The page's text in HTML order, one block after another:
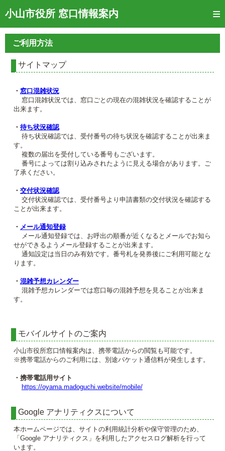
小山市役所 窓口情報案内
トップページ
窓口混雑状況
待ち状況確認
交付状況確認
混雑予想カレンダー
ご利用方法
サイトマップ
・ 窓口混雑状況
窓口混雑状況では、窓口ごとの現在の混雑状況を確認することが
出来ます。
・ 待ち状況確認
待ち状況確認では、受付番号の待ち状況を確認することが出来ま
す。
複数の届出を受付している番号もございます。
番号によっては割り込みされたように見える場合があります。ご
了承ください。
・ 交付状況確認
交付状況確認では、受付番号より申請書類の交付状況を確認する
ことが出来ます。
・ メール通知登録
メール通知登録では、お呼出の順番が近くなるとメールでお知ら
せができるようメール登録することが出来ます。
通知設定は当日のみ有効です。番号札を発券後にご利用可能とな
ります。
・ 混雑予想カレンダー
混雑予想カレンダーでは窓口毎の混雑予想を見ることが出来ま
す。
モバイルサイトのご案内
小山市役所窓口情報案内は、携帯電話からの閲覧も可能です。
※携帯電話からのご利用には、別途パケット通信料が発生します。
・携帯電話用サイト
https://oyama.madoguchi.website/mobile/
Google アナリティクスについて
本ホームページでは、サイトの利用統計分析や保守管理のため、
「Google アナリティクス」を利用したアクセスログ解析を行って
います。